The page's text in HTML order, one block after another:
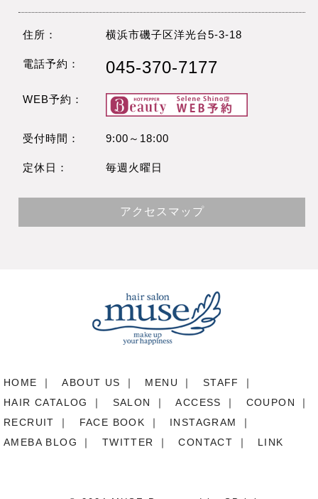
住所： 横浜市磯子区洋光台5-3-18
電話予約： 045-370-7177
WEB予約：
受付時間： 9:00～18:00
定休日： 毎週火曜日
アクセスマップ
HOME ｜ ABOUT US ｜ MENU ｜ STAFF
｜
HAIR CATALOG
｜ SALON ｜ ACCESS ｜ COUPON
｜
RECRUIT
｜ FACE BOOK ｜ INSTAGRAM
｜
AMEBA BLOG
｜ TWITTER ｜ CONTACT ｜ LINK